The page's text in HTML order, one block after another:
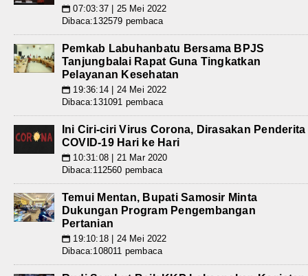
📅 07:03:37 | 25 Mei 2022
Dibaca:132579 pembaca
Pemkab Labuhanbatu Bersama BPJS
Tanjungbalai Rapat Guna Tingkatkan
Pelayanan Kesehatan
📅 19:36:14 | 24 Mei 2022
Dibaca:131091 pembaca
Ini Ciri-ciri Virus Corona, Dirasakan Penderita
COVID-19 Hari ke Hari
📅 10:31:08 | 21 Mar 2020
Dibaca:112560 pembaca
Temui Mentan, Bupati Samosir Minta
Dukungan Program Pengembangan
Pertanian
📅 19:10:18 | 24 Mei 2022
Dibaca:108011 pembaca